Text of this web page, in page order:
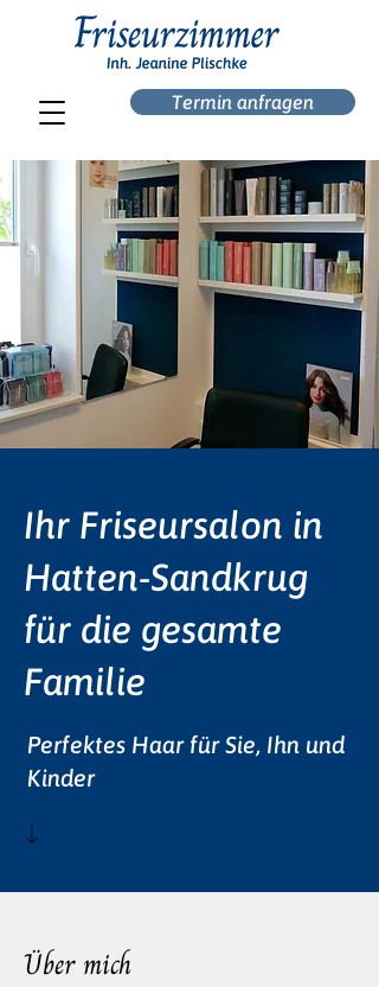
Termin anfragen
Ihr Friseursalon in
Hatten-Sandkrug
für die gesamte
Familie
Perfektes Haar für Sie, Ihn und
Kinder
Über mich